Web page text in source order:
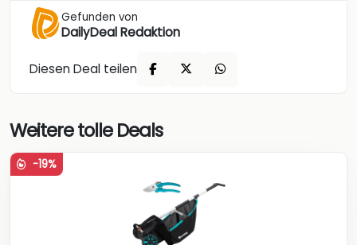
Gefunden von
DailyDeal Redaktion
Diesen Deal teilen
Weitere tolle Deals
-19%